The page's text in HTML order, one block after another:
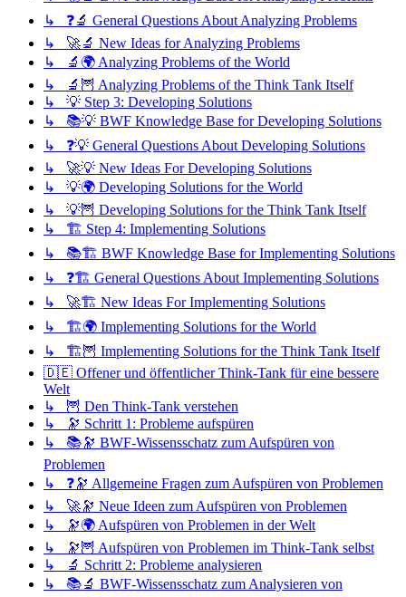
↳ ❓🔬 General Questions About Analyzing Problems
↳ 🚀🔬 New Ideas for Analyzing Problems
↳ 🔬🌍 Analyzing Problems of the World
↳ 🔬🦉 Analyzing Problems of the Think Tank Itself
↳ 💡 Step 3: Developing Solutions
↳ 📚💡 BWF Knowledge Base for Developing Solutions
↳ ❓💡 General Questions About Developing Solutions
↳ 🚀💡 New Ideas For Developing Solutions
↳ 💡🌍 Developing Solutions for the World
↳ 💡🦉 Developing Solutions for the Think Tank Itself
↳ 🏗️ Step 4: Implementing Solutions
↳ 📚🏗️ BWF Knowledge Base for Implementing Solutions
↳ ❓🏗️ General Questions About Implementing Solutions
↳ 🚀🏗️ New Ideas For Implementing Solutions
↳ 🏗️🌍 Implementing Solutions for the World
↳ 🏗️🦉 Implementing Solutions for the Think Tank Itself
🇩🇪 Offener und öffentlicher Think-Tank für eine bessere
Welt
↳ 🦉 Den Think-Tank verstehen
↳ 🔭 Schritt 1: Probleme aufspüren
↳ 📚🔭 BWF-Wissensschatz zum Aufspüren von
Problemen
↳ ❓🔭 Allgemeine Fragen zum Aufspüren von Problemen
↳ 🚀🔭 Neue Ideen zum Aufspüren von Problemen
↳ 🔭🌍 Aufspüren von Problemen in der Welt
↳ 🔭🦉 Aufspüren von Problemen im Think-Tank selbst
↳ 🔬 Schritt 2: Probleme analysieren
↳ 📚🔬 BWF-Wissensschatz zum Analysieren von